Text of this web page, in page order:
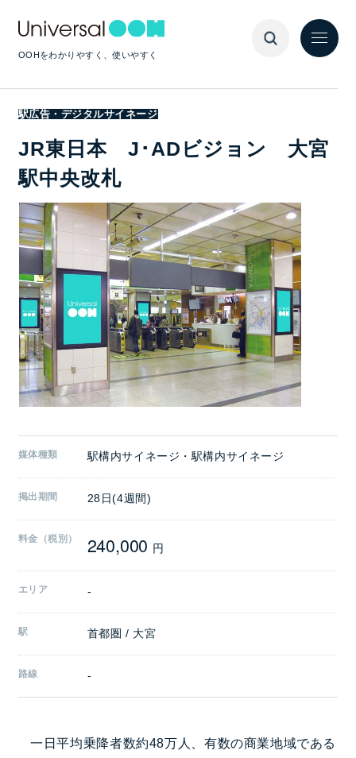
OOHをわかりやすく、使いやすく
駅広告・デジタルサイネージ
JR東日本 J･ADビジョン 大宮
駅中央改札
媒体種類 駅構内サイネージ・駅構内サイネージ
掲出期間 28日(4週間)
料金（税別） 240,000 円
エリア -
駅 首都圏 / 大宮
路線 -
一日平均乗降者数約48万人、有数の商業地域である